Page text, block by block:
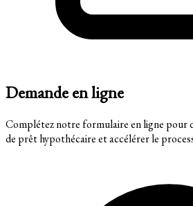
Demande en ligne
Complétez notre formulaire en ligne pour
de prêt hypothécaire et accélérer le